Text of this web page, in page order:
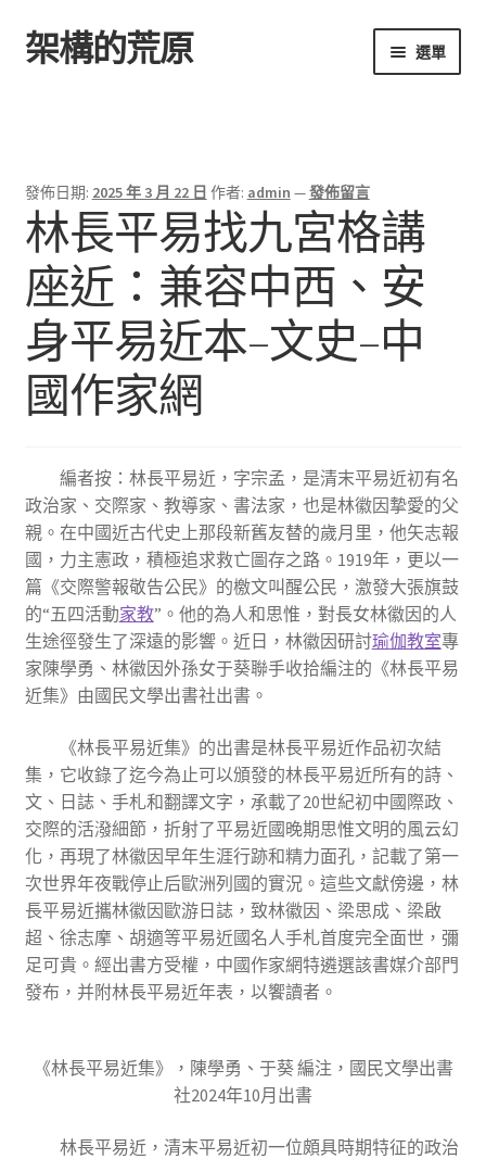
跳
至
跳
至
架構的荒原 選單
發佈日期: 2025 年 3 月 22 日 作者: admin —發佈留言
林長平易找九宮格講
座近：兼容中西、安
身平易近本–文史–中
國作家網
編者按：林長平易近，字宗孟，是清末平易近初有名
政治家、交際家、教導家、書法家，也是林徽因摯愛的父
親。在中國近古代史上那段新舊友替的歲月里，他矢志報
國，力主憲政，積極追求救亡圖存之路。1919年，更以一
篇《交際警報敬告公民》的檄文叫醒公民，激發大張旗鼓
的“五四活動家教”。他的為人和思惟，對長女林徽因的人
生途徑發生了深遠的影響。近日，林徽因研討瑜伽教室專
家陳學勇、林徽因外孫女于葵聯手收拾編注的《林長平易
近集》由國民文學出書社出書。
《林長平易近集》的出書是林長平易近作品初次結
集，它收錄了迄今為止可以頒發的林長平易近所有的詩、
文、日誌、手札和翻譯文字，承載了20世紀初中國際政、
交際的活潑細節，折射了平易近國晚期思惟文明的風云幻
化，再現了林徽因早年生涯行跡和精力面孔，記載了第一
次世界年夜戰停止后歐洲列國的實況。這些文獻傍邊，林
長平易近攜林徽因歐游日誌，致林徽因、梁思成、梁啟
超、徐志摩、胡適等平易近國名人手札首度完全面世，彌
足可貴。經出書方受權，中國作家網特遴選該書媒介部門
發布，并附林長平易近年表，以饗讀者。
《林長平易近集》，陳學勇、于葵 編注，國民文學出書
社2024年10月出書
林長平易近，清末平易近初一位頗具時期特征的政治